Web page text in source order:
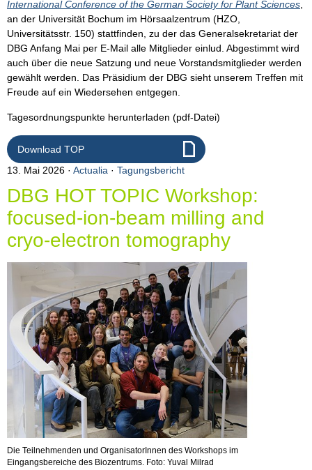
International Conference of the German Society for Plant Sciences,
an der Universität Bochum im Hörsaalzentrum (HZO,
Universitätsstr. 150) stattfinden, zu der das Generalsekretariat der
DBG Anfang Mai per E-Mail alle Mitglieder einlud. Abgestimmt wird
auch über die neue Satzung und neue Vorstandsmitglieder werden
gewählt werden. Das Präsidium der DBG sieht unserem Treffen mit
Freude auf ein Wiedersehen entgegen.
Tagesordnungspunkte herunterladen (pdf-Datei)
Download TOP
13. Mai 2026
Actualia · Tagungsbericht
DBG HOT TOPIC Workshop:
focused-ion-beam milling and
cryo-electron tomography
Die Teilnehmenden und OrganisatorInnen des Workshops im
Eingangsbereiche des Biozentrums. Foto: Yuval Milrad